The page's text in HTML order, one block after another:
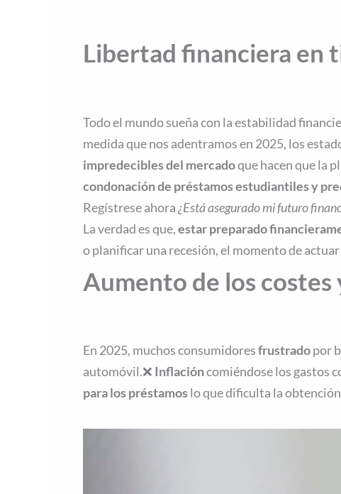
Libertad financiera en
Todo el mundo sueña con la estabilidad
medida que nos adentramos en 2025, los
impredecibles del mercadoque hacen que la
condonación de préstamos estudiantiles y
Regístrese ahora¿Está asegurado mi futuro
La verdad es que,estar preparado
o planificar una recesión, el momento de
Aumento de los
En 2025, muchos consumidoresfrustradopor
automóvil.❌ Inflacióncomiéndose los gastos
para los préstamos lo que dificulta la